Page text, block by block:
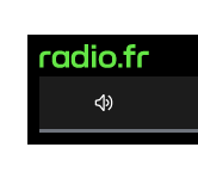
0% Complete